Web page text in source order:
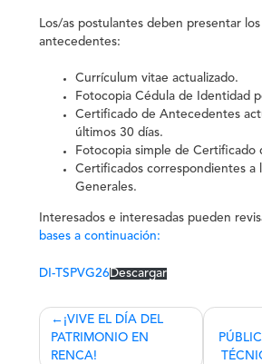
Los/as postulantes deben presentar
antecedentes:
Currículum vitae actualizado.
Fotocopia Cédula de Identidad
Certificado de Antecedentes
últimos 30 días.
Fotocopia simple de Certificado
Certificados correspondientes a
Generales.
Interesados e interesadas pueden
bases a continuación:
DI-TSPVG26 Descargar
Navegación
de
¡VIVE EL DÍA DEL
PATRIMONIO EN
RENCA!